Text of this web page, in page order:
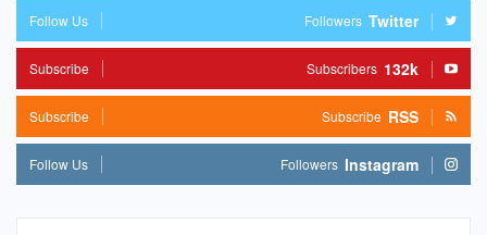
Twitter
Followers
Follow Us
132k
Subscribers
Subscribe
RSS
Subscribe
Subscribe
Instagram
Followers
Follow Us